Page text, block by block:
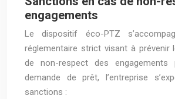
engagements
Le dispositif éco-PTZ
réglementaire strict visant à prévenir
de non-respect des
demande de prêt, l’entreprise
sanctions :